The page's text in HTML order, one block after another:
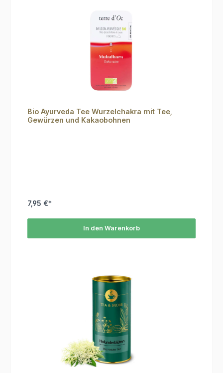
Bio Ayurveda Tee Wurzelchakra mit Tee,
Gewürzen und Kakaobohnen
7,95 €*
In den Warenkorb